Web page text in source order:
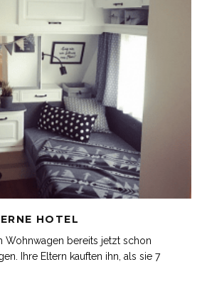
HOTEL
Wohnwagen bereits jetzt schon
Ihre Eltern kauften ihn, als sie 7